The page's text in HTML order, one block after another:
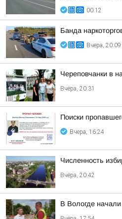
00:12
Банда
Вчера, 20:09
Череповчанки в
Вчера, 20:31
Поиски
Вчера, 16:24
Численность
Вчера, 20:42
В Вологде